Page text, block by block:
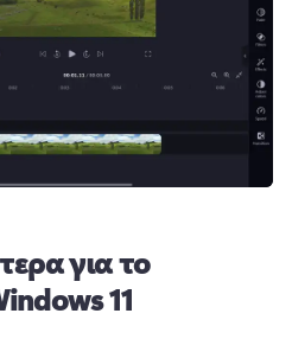
για το
11